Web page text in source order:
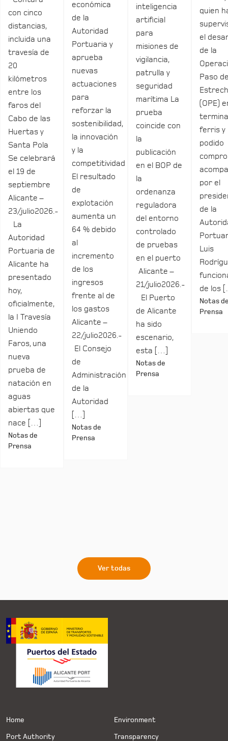
con cinco
distancias,
incluida una
travesía de
20
kilómetros
entre los
faros del
Cabo de las
Huertas y
Santa Pola
Se celebrará
el 19 de
septiembre
Alicante –
23/julio2026.-
La
Autoridad
Portuaria de
Alicante ha
presentado
hoy,
oficialmente,
la I Travesía
Uniendo
Faros, una
nueva
prueba de
natación en
aguas
abiertas que
nace […]
Notas de
Prensa
económica
de la
Autoridad
Portuaria y
aprueba
nuevas
actuaciones
para
reforzar la
sostenibilidad,
la innovación
y la
competitividad
El resultado
de
explotación
aumenta un
64 % debido
al
incremento
de los
ingresos
frente al de
los gastos
Alicante –
22/julio2026.-
El Consejo
de
Administración
de la
Autoridad
Notas de
Prensa
inteligencia
artificial
para
misiones de
vigilancia,
patrulla y
seguridad
marítima La
prueba
coincide con
la
publicación
en el BOP de
la
ordenanza
reguladora
del entorno
controlado
de pruebas
en el puerto
Alicante –
21/julio2026.-
El Puerto
de Alicante
ha sido
escenario,
esta […]
Notas de
Prensa
quien
el
de la
Paso
(OPE)
ferris y
podido
por el
de la
Luis
de los
Notas
Prensa
Ver todas
Home
Port Authority
Environment
Transparency